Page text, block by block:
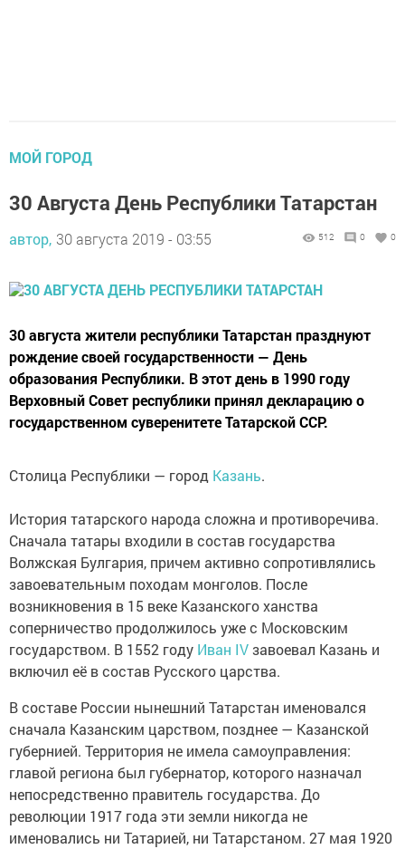
МОЙ ГОРОД
30 Августа День Республики Татарстан
автор, 30 августа 2019 - 03:55 512 0 0
30 августа жители республики Татарстан празднуют
рождение своей государственности — День
образования Республики. В этот день в 1990 году
Верховный Совет республики принял декларацию о
государственном суверенитете Татарской ССР.
Столица Республики — город Казань.
История татарского народа сложна и противоречива.
Сначала татары входили в состав государства
Волжская Булгария, причем активно сопротивлялись
завоевательным походам монголов. После
возникновения в 15 веке Казанского ханства
соперничество продолжилось уже с Московским
государством. В 1552 году Иван IVзавоевал Казань и
включил её в состав Русского царства.
В составе России нынешний Татарстан именовался
сначала Казанским царством, позднее — Казанской
губернией. Территория не имела самоуправления:
главой региона был губернатор, которого назначал
непосредственно правитель государства. До
революции 1917 года эти земли никогда не
именовались ни Татарией, ни Татарстаном. 27 мая 1920